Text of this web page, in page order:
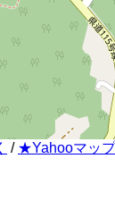
/ ★Yahooマッ